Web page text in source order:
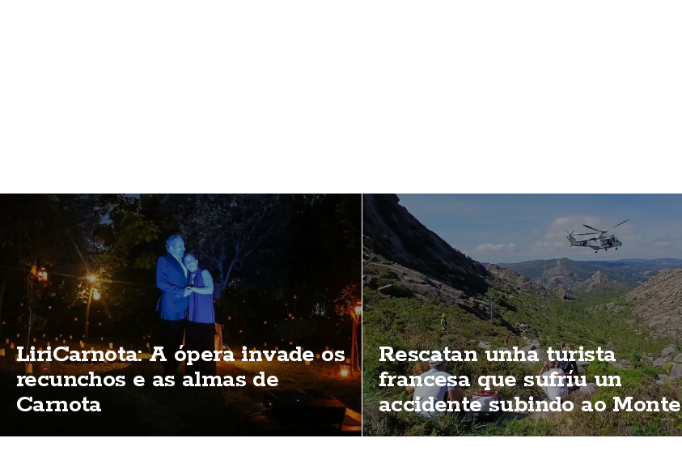
LiriCarnota: A ópera invade os
recunchos e as almas de
Carnota
Rescatan unha turista
francesa que sufríu un
accidente subindo ao Monte
Pindo